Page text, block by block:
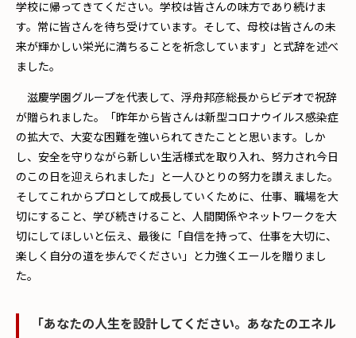
学校に帰ってきてください。学校は皆さんの味方であり続けま
す。常に皆さんを待ち受けています。そして、母校は皆さんの未
来が輝かしい栄光に満ちることを祈念しています」と式辞を述べ
ました。
滋慶学園グループを代表して、浮舟邦彦総長からビデオで祝辞
が贈られました。「昨年から皆さんは新型コロナウイルス感染症
の拡大で、大変な困難を強いられてきたことと思います。しか
し、安全を守りながら新しい生活様式を取り入れ、努力され今日
のこの日を迎えられました」と一人ひとりの努力を讃えました。
そしてこれからプロとして成長していくために、仕事、職場を大
切にすること、学び続きけること、人間関係やネットワークを大
切にしてほしいと伝え、最後に「自信を持って、仕事を大切に、
楽しく自分の道を歩んでください」と力強くエールを贈りまし
た。
「あなたの人生を設計してください。あなたのエネル